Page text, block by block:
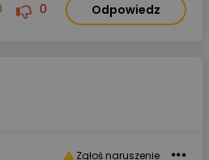
0 Odpowiedz
Zgłoś naruszenie